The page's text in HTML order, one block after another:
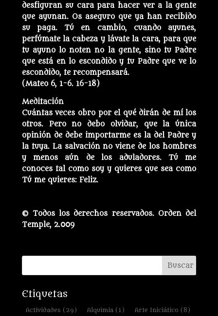
desfiguran su cara para hacer ver a la gente
que ayunan. Os aseguro que ya han recibido
su paga. Tú en cambio, cuando ayunes,
perfúmate la cabeza y lávate la cara, para que
tu ayuno lo noten no la gente, sino tu Padre
que está en lo escondido y tu Padre que ve lo
escondido, te recompensará.
(Mateo 6, 1-6. 16-18)
Meditación
Cuántas veces obro por el qué dirán de mí los
otros. Pero no debo olvidar, que la única
opinión de debe importarme es la del Padre y
la tuya. La salvación no viene de los hombres
y menos aún de los aduladores. Tú me
conoces tal como soy y quieres que sea como
Tú me quieres: Feliz.
© Todos los derechos reservados. Orden del
Temple, 2.009
Etiquetas
Actividades (29) Alquimia(1) Arte Iniciático (8)